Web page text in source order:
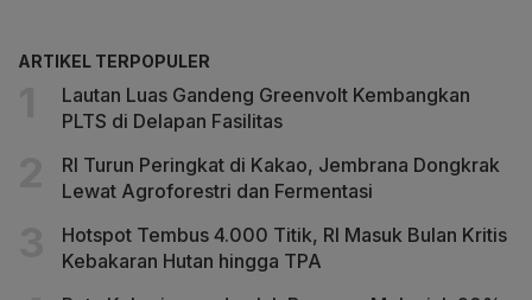
ARTIKEL TERPOPULER
Lautan Luas Gandeng Greenvolt Kembangkan
PLTS di Delapan Fasilitas
RI Turun Peringkat di Kakao, Jembrana Dongkrak
Lewat Agroforestri dan Fermentasi
Hotspot Tembus 4.000 Titik, RI Masuk Bulan Kritis
Kebakaran Hutan hingga TPA